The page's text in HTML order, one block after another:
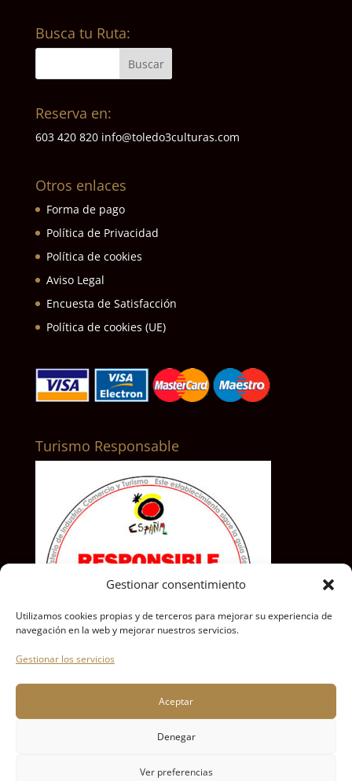
Gestionar consentimiento
Utilizamos cookies propias y de terceros para mejorar su experiencia de
navegación en la web y mejorar nuestros servicios.
Gestionar los servicios
Aceptar
Denegar
Ver preferencias
Busca tu Ruta:
Reserva en:
603 420 820 info@toledo3culturas.com
Otros enlaces
Forma de pago
Política de Privacidad
Política de cookies
Aviso Legal
Encuesta de Satisfacción
Política de cookies (UE)
Turismo Responsable